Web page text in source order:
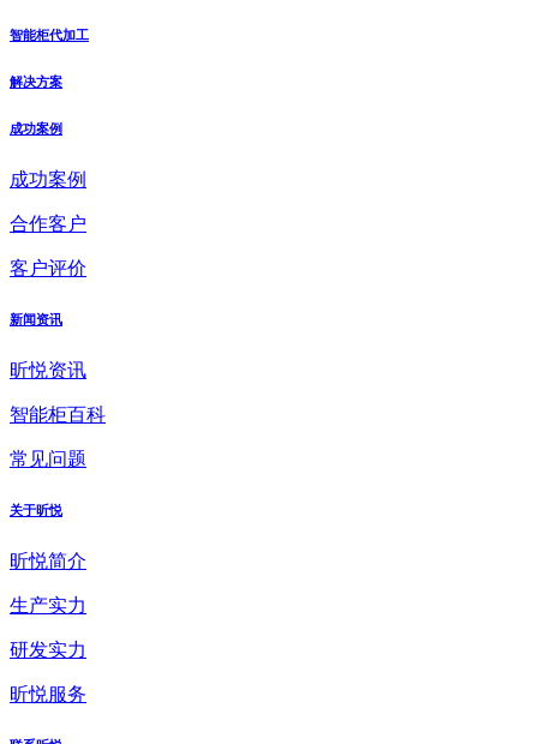
智能柜代加工
解决方案
成功案例
成功案例
合作客户
客户评价
新闻资讯
昕悦资讯
智能柜百科
常见问题
关于昕悦
昕悦简介
生产实力
研发实力
昕悦服务